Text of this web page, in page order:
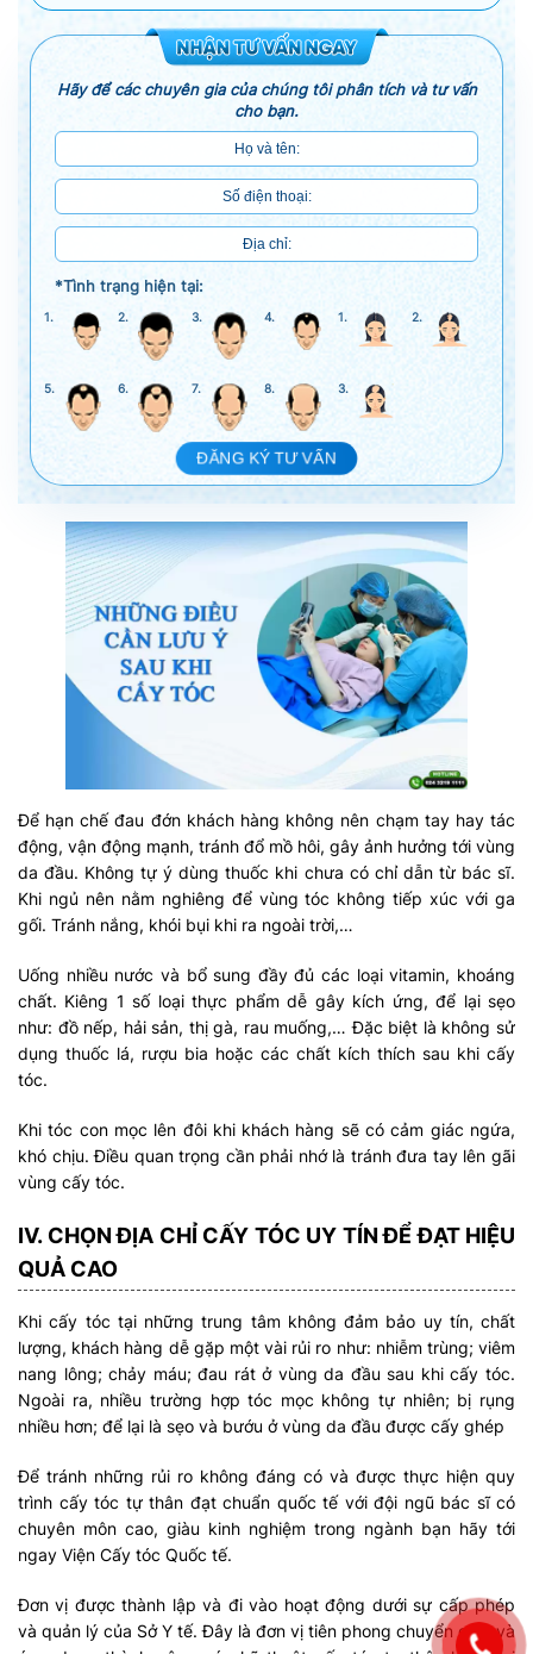
Hãy để các chuyên gia của chúng tôi phân tích và tư vấn
cho bạn.
*Tình trạng hiện tại:
1. 2. 3. 4. 1. 2.
5. 6. 7. 8. 3.
ĐĂNG KÝ TƯ VẤN
Để hạn chế đau đớn khách hàng không nên chạm tay hay tác
động, vận động mạnh, tránh đổ mồ hôi, gây ảnh hưởng tới vùng
da đầu. Không tự ý dùng thuốc khi chưa có chỉ dẫn từ bác sĩ.
Khi ngủ nên nằm nghiêng để vùng tóc không tiếp xúc với ga
gối. Tránh nắng, khói bụi khi ra ngoài trời,…
Uống nhiều nước và bổ sung đầy đủ các loại vitamin, khoáng
chất. Kiêng 1 số loại thực phẩm dễ gây kích ứng, để lại sẹo
như: đồ nếp, hải sản, thị gà, rau muống,… Đặc biệt là không sử
dụng thuốc lá, rượu bia hoặc các chất kích thích sau khi cấy
tóc.
Khi tóc con mọc lên đôi khi khách hàng sẽ có cảm giác ngứa,
khó chịu. Điều quan trọng cần phải nhớ là tránh đưa tay lên gãi
vùng cấy tóc.
IV. CHỌN ĐỊA CHỈ CẤY TÓC UY TÍN ĐỂ ĐẠT HIỆU
QUẢ CAO
Khi cấy tóc tại những trung tâm không đảm bảo uy tín, chất
lượng, khách hàng dễ gặp một vài rủi ro như: nhiễm trùng; viêm
nang lông; chảy máu; đau rát ở vùng da đầu sau khi cấy tóc.
Ngoài ra, nhiều trường hợp tóc mọc không tự nhiên; bị rụng
nhiều hơn; để lại là sẹo và bướu ở vùng da đầu được cấy ghép
Để tránh những rủi ro không đáng có và được thực hiện quy
trình cấy tóc tự thân đạt chuẩn quốc tế với đội ngũ bác sĩ có
chuyên môn cao, giàu kinh nghiệm trong ngành bạn hãy tới
ngay Viện Cấy tóc Quốc tế.
Đơn vị được thành lập và đi vào hoạt động dưới sự cấp phép
và quản lý của Sở Y tế. Đây là đơn vị tiên phong chuyển giao và